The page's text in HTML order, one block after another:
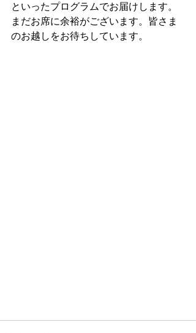
といったプログラムでお届けします。
まだお席に余裕がございます。皆さま
のお越しをお待ちしています。